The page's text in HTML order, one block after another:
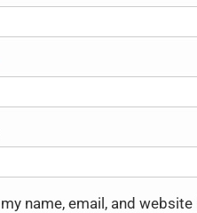
my name, email, and